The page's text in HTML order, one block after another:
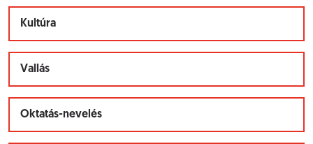
Kultúra
Vallás
Oktatás-nevelés